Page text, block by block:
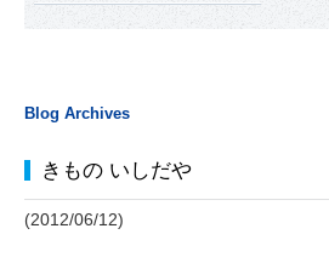
Blog Archives
きもの いしだや
(2012/06/12)